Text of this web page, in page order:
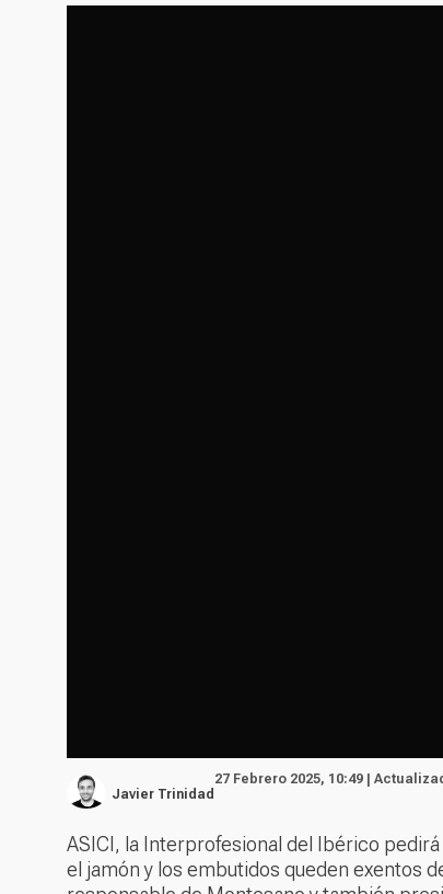
Javier Trinidad
27 Febrero 2025, 10:49 |
ASICI, la Interprofesional del Ibérico
el jamón y los embutidos queden exentos